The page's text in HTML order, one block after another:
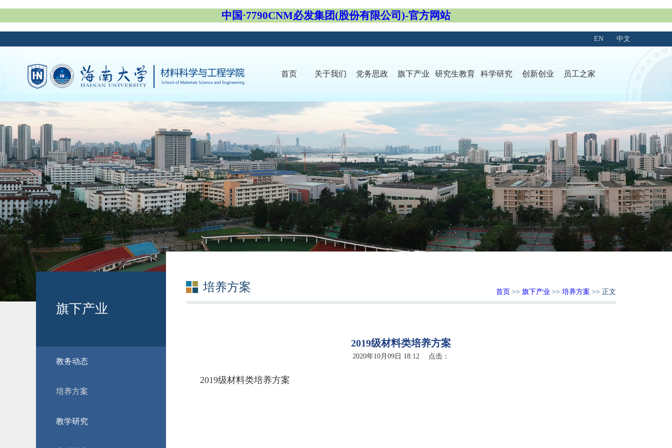
中国·7790CNM必发集团(股份有限公司)-官方网站
中文
EN
首页 关于我们 党务思政 旗下产业 研究生教育 科学研究 创新创业 员工之家
旗下产业
教务动态
培养方案
教学研究
培养方案 首页 >> 旗下产业 >> 培养方案 >> 正文
2019级材料类培养方案
2020年10月09日 18:12 点击：
2019级材料类培养方案